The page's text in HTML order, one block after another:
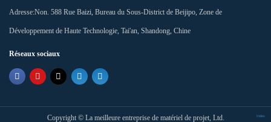
Adresse:Non. 588 Rue Baizi, Bureau du Sous-District de Beijipo, Zone de
Développement de Haute Technologie, Tai'an, Shandong, Chine
Réseaux sociaux
Copyright © La meilleure entreprise de matériel de projet, Ltd. Index